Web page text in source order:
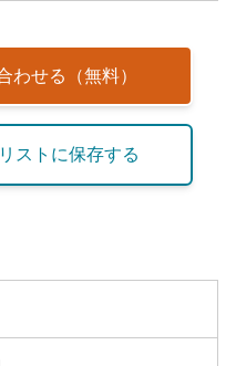
わせる（無料）
ストに保存する